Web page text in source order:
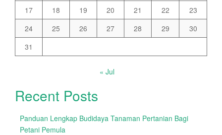
17
18 19 20 21 22
23
24
25 26 27 28 29
30
31
« Jul
Recent Posts
Panduan Lengkap Budidaya Tanaman Pertanian Bagi
Petani Pemula